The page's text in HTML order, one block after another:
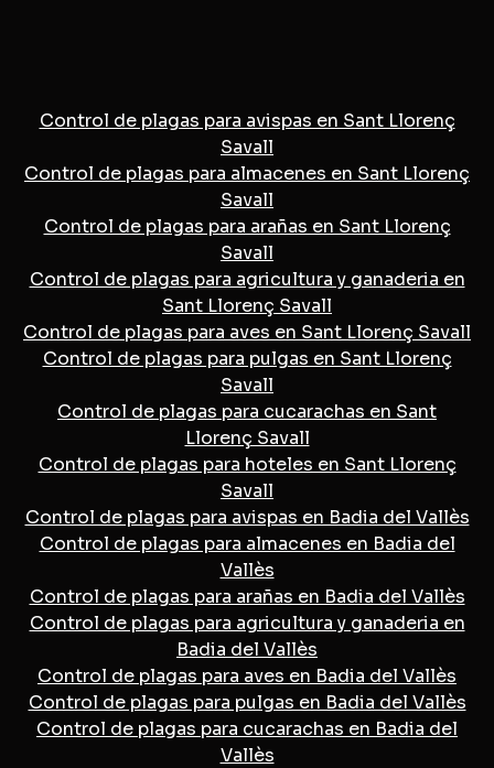
Control de plagas para avispas en Sant Llorenç
Savall
Control de plagas para almacenes en Sant Llorenç
Savall
Control de plagas para arañas en Sant Llorenç
Savall
Control de plagas para agricultura y ganaderia en
Sant Llorenç Savall
Control de plagas para aves en Sant Llorenç Savall
Control de plagas para pulgas en Sant Llorenç
Savall
Control de plagas para cucarachas en Sant
Llorenç Savall
Control de plagas para hoteles en Sant Llorenç
Savall
Control de plagas para avispas en Badia del Vallès
Control de plagas para almacenes en Badia del
Vallès
Control de plagas para arañas en Badia del Vallès
Control de plagas para agricultura y ganaderia en
Badia del Vallès
Control de plagas para aves en Badia del Vallès
Control de plagas para pulgas en Badia del Vallès
Control de plagas para cucarachas en Badia del
Vallès